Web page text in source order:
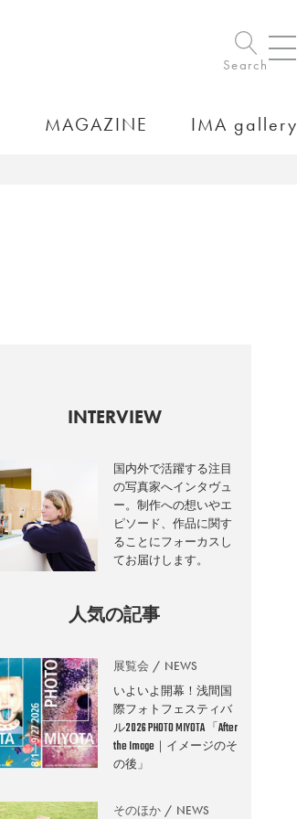
Search
MAGAZINE IMA gallery
INTERVIEW
国内外で活躍する注目
の写真家へインタヴュ
ー。制作への想いやエ
ピソード、作品に関す
ることにフォーカスし
てお届けします。
人気の記事
展覧会 NEWS
いよいよ開幕！浅間国
際フォトフェスティバ
ル2026 PHOTO MIYOTA 「After
the Image｜イメージのそ
の後」
そのほか NEWS